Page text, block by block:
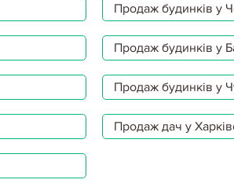
Продаж будинків у
Продаж будинків у
Продаж будинків у
Продаж дач у